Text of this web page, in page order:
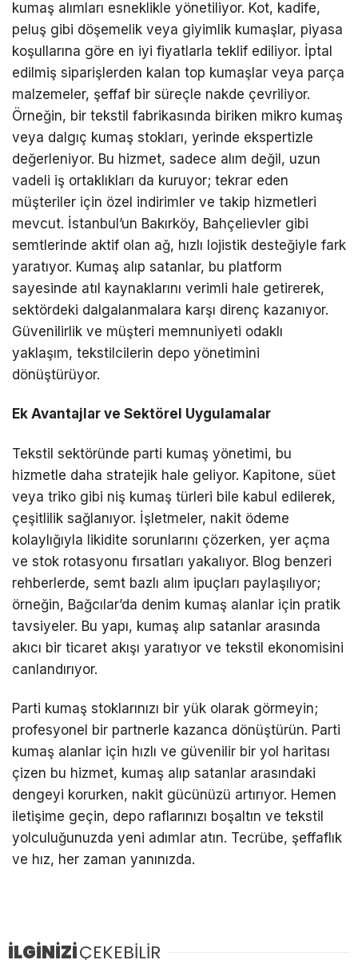
kumaş alımları esneklikle yönetiliyor. Kot, kadife,
peluş gibi döşemelik veya giyimlik kumaşlar, piyasa
koşullarına göre en iyi fiyatlarla teklif ediliyor. İptal
edilmiş siparişlerden kalan top kumaşlar veya parça
malzemeler, şeffaf bir süreçle nakde çevriliyor.
Örneğin, bir tekstil fabrikasında biriken mikro kumaş
veya dalgıç kumaş stokları, yerinde ekspertizle
değerleniyor. Bu hizmet, sadece alım değil, uzun
vadeli iş ortaklıkları da kuruyor; tekrar eden
müşteriler için özel indirimler ve takip hizmetleri
mevcut. İstanbul’un Bakırköy, Bahçelievler gibi
semtlerinde aktif olan ağ, hızlı lojistik desteğiyle fark
yaratıyor. Kumaş alıp satanlar, bu platform
sayesinde atıl kaynaklarını verimli hale getirerek,
sektördeki dalgalanmalara karşı direnç kazanıyor.
Güvenilirlik ve müşteri memnuniyeti odaklı
yaklaşım, tekstilcilerin depo yönetimini
dönüştürüyor.
Ek Avantajlar ve Sektörel Uygulamalar
Tekstil sektöründe parti kumaş yönetimi, bu
hizmetle daha stratejik hale geliyor. Kapitone, süet
veya triko gibi niş kumaş türleri bile kabul edilerek,
çeşitlilik sağlanıyor. İşletmeler, nakit ödeme
kolaylığıyla likidite sorunlarını çözerken, yer açma
ve stok rotasyonu fırsatları yakalıyor. Blog benzeri
rehberlerde, semt bazlı alım ipuçları paylaşılıyor;
örneğin, Bağcılar’da denim kumaş alanlar için pratik
tavsiyeler. Bu yapı, kumaş alıp satanlar arasında
akıcı bir ticaret akışı yaratıyor ve tekstil ekonomisini
canlandırıyor.
Parti kumaş stoklarınızı bir yük olarak görmeyin;
profesyonel bir partnerle kazanca dönüştürün. Parti
kumaş alanlar için hızlı ve güvenilir bir yol haritası
çizen bu hizmet, kumaş alıp satanlar arasındaki
dengeyi korurken, nakit gücünüzü artırıyor. Hemen
iletişime geçin, depo raflarınızı boşaltın ve tekstil
yolculuğunuzda yeni adımlar atın. Tecrübe, şeffaflık
ve hız, her zaman yanınızda.
İLGİNİZİÇEKEBİLİR